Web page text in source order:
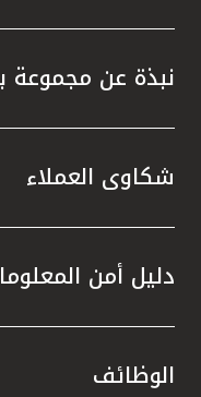
نبذة عن مجموعة
شكاوى العملاء
دليل أمن
الوظائف